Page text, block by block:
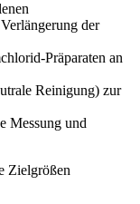
der
an
Reinigung) zur
Messung und
Zielgrößen